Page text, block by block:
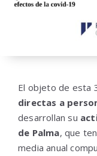
El objeto de esta
directas a
desarrollan su
de Palma, que
media anual